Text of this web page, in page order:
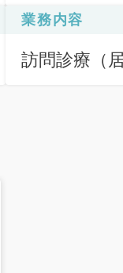
業務内容
訪問診療（